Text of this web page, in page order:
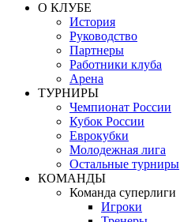
О КЛУБЕ
История
Руководство
Партнеры
Работники клуба
Арена
ТУРНИРЫ
Чемпионат России
Кубок России
Еврокубки
Молодежная лига
Остальные турниры
КОМАНДЫ
Команда суперлиги
Игроки